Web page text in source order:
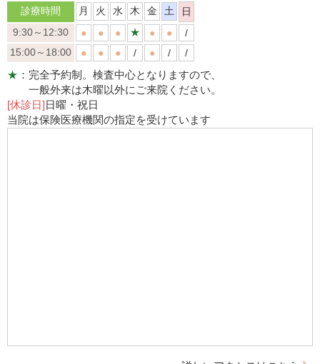
診療時間 月 火 水 木 金 土
日
9:30～12:30
● ● ● ★ ● ●
/
15:00～18:00
● ● ● / ● / /
★ ：完全予約制。検査中心となりますので、
一般外来は木曜以外にご来院ください。
[休診日]日曜・祝日
当院は保険医療機関の指定を受けています